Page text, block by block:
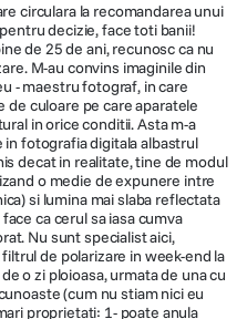
circulara la recomandarea unui
decizie, face toti banii!
de 25 de ani, recunosc ca nu
M-au convins imaginile din
- maestru fotograf, in care
de culoare pe care aparatele
in orice conditii. Asta m-a
fotografia digitala albastrul
decat in realitate, tine de modul
o medie de expunere intre
si lumina mai slaba reflectata
ca cerul sa iasa cumva
Nu sunt specialist aici,
de polarizare in week-end la
o zi ploioasa, urmata de una cu
(cum nu stiam nici eu
proprietati: 1- poate anula